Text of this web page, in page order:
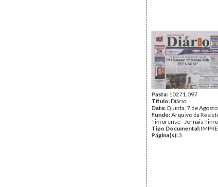
Pasta: 10271.097
Título:Diário
Data: Quinta, 7 de
Fundo:Arquivo da
Timorense - Jornais
Tipo Documental:
Página(s):3